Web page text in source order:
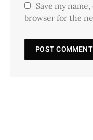
Save my
browser for the